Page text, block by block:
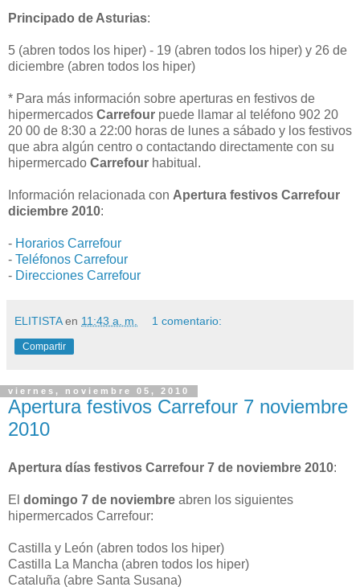
Principado de Asturias:
5 (abren todos los hiper) - 19 (abren todos los hiper) y 26 de
diciembre (abren todos los hiper)
* Para más información sobre aperturas en festivos de
hipermercados Carrefour puede llamar al teléfono 902 20
20 00 de 8:30 a 22:00 horas de lunes a sábado y los festivos
que abra algún centro o contactando directamente con su
hipermercado Carrefour habitual.
Información relacionada con Apertura festivos Carrefour
diciembre 2010:
- Horarios Carrefour
- Teléfonos Carrefour
- Direcciones Carrefour
ELITISTA en 11:43 a. m. 1 comentario:
Compartir
viernes, noviembre 05, 2010
Apertura festivos Carrefour 7 noviembre
2010
Apertura días festivos Carrefour 7 de noviembre 2010:
El domingo 7 de noviembre abren los siguientes
hipermercados Carrefour:
Castilla y León (abren todos los hiper)
Castilla La Mancha (abren todos los hiper)
Cataluña (abre Santa Susana)